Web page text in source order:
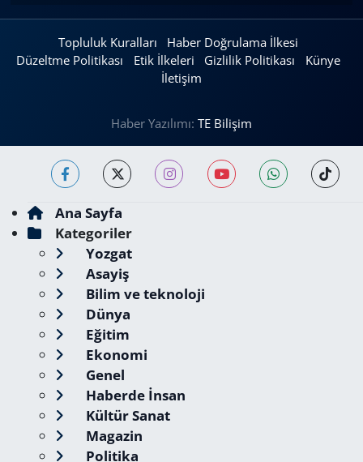
Topluluk Kuralları
Haber Doğrulama İlkesi
Düzeltme Politikası
Etik İlkeleri Gizlilik Politikası
Künye
İletişim
Haber Yazılımı: TE Bilişim
Ana Sayfa
Kategoriler
Yozgat
Asayiş
Bilim ve teknoloji
Dünya
Eğitim
Ekonomi
Genel
Haberde İnsan
Kültür Sanat
Magazin
Politika